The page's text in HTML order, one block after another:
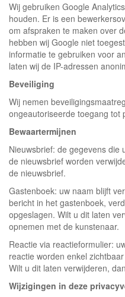
Wij gebruiken Google
houden. Er is een
om afspraken te maken over
hebben wij Google niet
informatie te gebruiken voor
laten wij de IP-adressen
Beveiliging
Wij nemen
ongeautoriseerde toegang tot
Bewaartermijnen
Nieuwsbrief: de gegevens die
de nieuwsbrief worden
de nieuwsbrief.
Gastenboek: uw naam blijft
bericht in het gastenboek,
opgeslagen. Wilt u dit laten
opnemen met de kunstenaar.
Reactie via reactieformulier:
reactie worden enkel
Wilt u dit laten verwijderen,
Wijzigingen in deze